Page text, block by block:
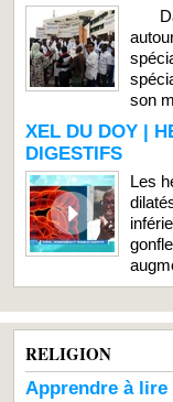
son
XEL DU DOY |
DIGESTIFS
Les
RELIGION
Apprendre à lire